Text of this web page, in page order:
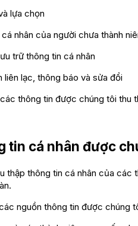
lựa chọn
nhân của người chưa thành
trữ thông tin cá nhân
liên lạc, thông báo và sửa đổi
thông tin được chúng tôi thu
tin cá nhân được
thập thông tin cá nhân của các
nguồn thông tin được chúng